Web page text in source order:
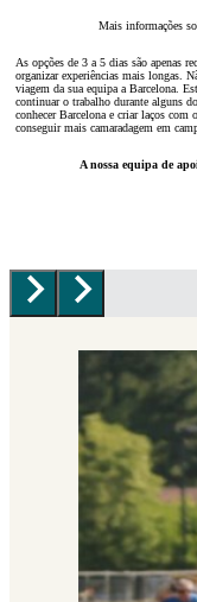
Mais informações
As opções de 3 a 5 dias são apenas
organizar experiências mais longas.
viagem da sua equipa a Barcelona.
continuar o trabalho durante alguns
conhecer Barcelona e criar laços
conseguir mais camaradagem em
A nossa equipa de